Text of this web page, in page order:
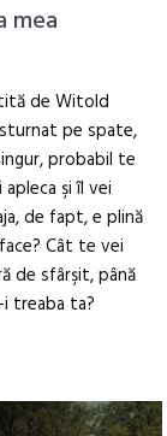
mea
de Witold
pe spate,
probabil te
şi îl vei
de fapt, e plină
Cât te vei
de sfârşit, până
i treaba ta?